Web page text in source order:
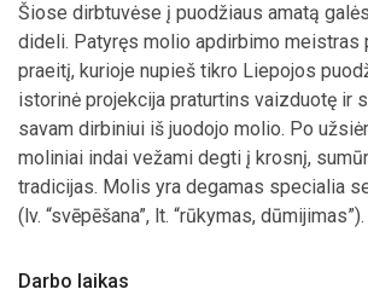
Darbo laikas
Šiose dirbtuvėse į puodžiaus amatą
dideli. Patyręs molio apdirbimo meistras
praeitį, kurioje nupieš tikro Liepojos
istorinė projekcija praturtins vaizduotę ir
savam dirbiniui iš juodojo molio. Po
moliniai indai vežami degti į krosnį,
tradicijas. Molis yra degamas specialia
(lv. “svēpēšana”, lt. “rūkymas, dūmijimas”).